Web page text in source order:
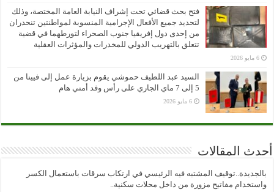
فتح بحث قضائي تحت إشراف النيابة العامة المختصة، وذلك
لتحديد جميع الأفعال الإجرامية المنسوبة لمواطنتين تنحدران
من إحدى دول إفريقيا جنوب الصحراء لتورطهما في قضية
تتعلق بالتهريب الدولي للمخدرات والمؤثرات العقلية
6 مايو 2026
السيد عبد اللطيف حموشي يقوم بزيارة عمل إلى فيينا من
5 إلى 7 ماي الجاري على رأس وفد أمني هام
6 مايو 2026
أحدث المقالات
بالجديدة..توقيف المشتبه فيه الرئيسي في ارتكاب سرقات باستعمال الكسر
واستخدام مفاتيح مزورة من داخل محلات سكنية..